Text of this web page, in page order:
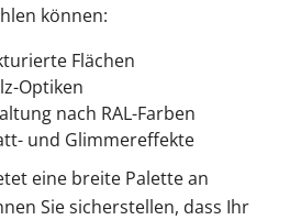
können:
Flächen
Optiken
nach RAL-Farben
und Glimmereffekte
eine breite Palette an
Sie sicherstellen, dass Ihr